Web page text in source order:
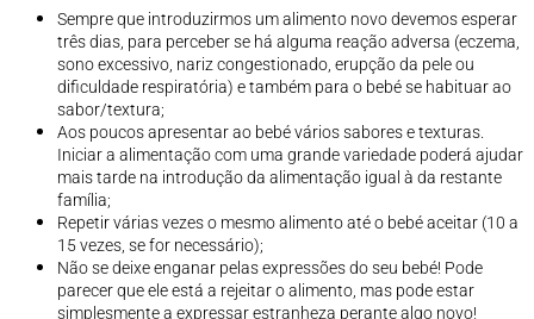
Sempre que introduzirmos um alimento novo devemos esperar
três dias, para perceber se há alguma reação adversa (eczema,
sono excessivo, nariz congestionado, erupção da pele ou
dificuldade respiratória) e também para o bebé se habituar ao
sabor/textura;
Aos poucos apresentar ao bebé vários sabores e texturas.
Iniciar a alimentação com uma grande variedade poderá ajudar
mais tarde na introdução da alimentação igual à da restante
família;
Repetir várias vezes o mesmo alimento até o bebé aceitar (10 a
15 vezes, se for necessário);
Não se deixe enganar pelas expressões do seu bebé! Pode
parecer que ele está a rejeitar o alimento, mas pode estar
simplesmente a expressar estranheza perante algo novo!